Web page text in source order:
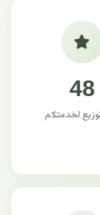
48
لخدمتكم